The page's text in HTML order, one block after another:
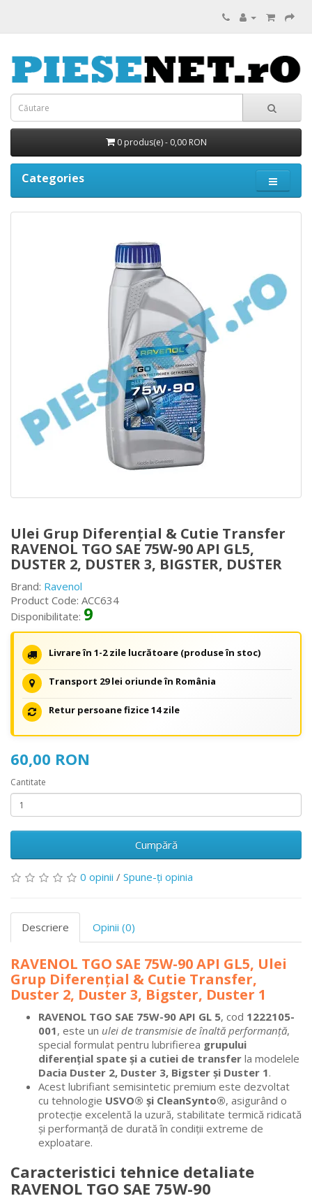
0 produs(e) - 0,00 RON
Categories
Ulei Grup Diferențial & Cutie Transfer
RAVENOL TGO SAE 75W-90 API GL5,
DUSTER 2, DUSTER 3, BIGSTER, DUSTER
Brand: Ravenol
Product Code: ACC634
Disponibilitate: 9
Livrare în 1-2 zile lucrătoare (produse în stoc)
Transport 29 lei oriunde în România
Retur persoane fizice 14 zile
60,00 RON
Cantitate
Cumpără
0 opinii / Spune-ţi opinia
Descriere Opinii (0)
RAVENOL TGO SAE 75W-90 API GL5, Ulei
Grup Diferențial & Cutie Transfer,
Duster 2, Duster 3, Bigster, Duster 1
RAVENOL TGO SAE 75W-90 API GL 5, cod 1222105-
001, este un ulei de transmisie de înaltă performanță,
special formulat pentru lubrifierea grupului
diferențial spate și a cutiei de transfer la modelele
Dacia Duster 2, Duster 3, Bigster și Duster 1.
Acest lubrifiant semisintetic premium este dezvoltat
cu tehnologie USVO® și CleanSynto®, asigurând o
protecție excelentă la uzură, stabilitate termică ridicată
și performanță de durată în condiții extreme de
exploatare.
Caracteristici tehnice detaliate
RAVENOL TGO SAE 75W-90